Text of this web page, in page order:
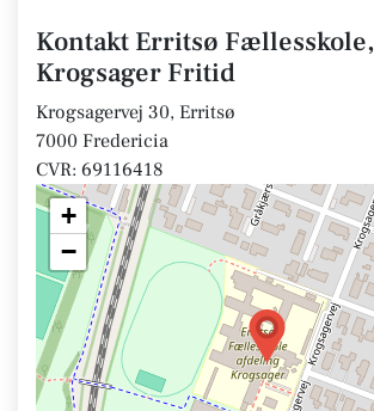
Kontakt Erritsø Fællesskole,
Krogsager Fritid
Krogsagervej 30, Erritsø
7000 Fredericia
CVR: 69116418
+
−